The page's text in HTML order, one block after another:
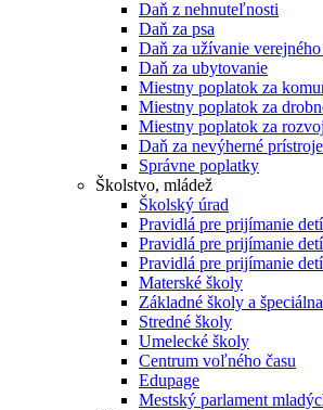
Daň z nehnuteľnosti
Daň za psa
Daň za užívanie
Daň za ubytovanie
Miestny poplatok za
Miestny poplatok za
Miestny poplatok za rozvoj
Daň za nevýherné
Správne poplatky
Školstvo, mládež
Školský úrad
Pravidlá pre prijímanie
Pravidlá pre prijímanie
Pravidlá pre prijímanie
Materské školy
Základné školy a
Stredné školy
Umelecké školy
Centrum voľného času
Edupage
Mestský parlament